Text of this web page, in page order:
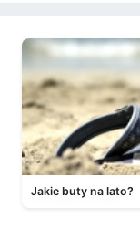
Jakie buty na lato?